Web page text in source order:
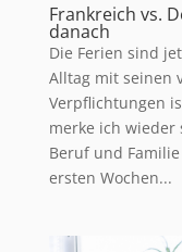
Frankreich vs.
danach
Die Ferien sind
Alltag mit seinen
Verpflichtungen
merke ich wieder
Beruf und
ersten Wochen...